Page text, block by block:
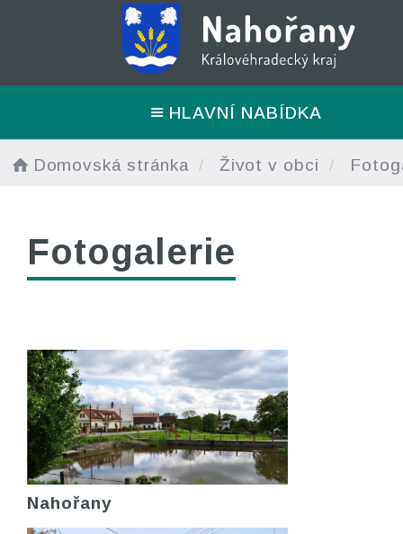
HLAVNÍ NABÍDKA
Domovská stránka Život v obci
Fotogalerie
Nahořany